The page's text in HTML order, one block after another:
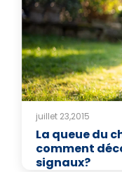
juillet 23,2015
La queue du
comment
signaux?